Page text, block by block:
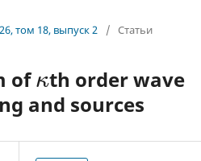
том 18, выпуск 2 / Статьи
ofκth order wave
and sources